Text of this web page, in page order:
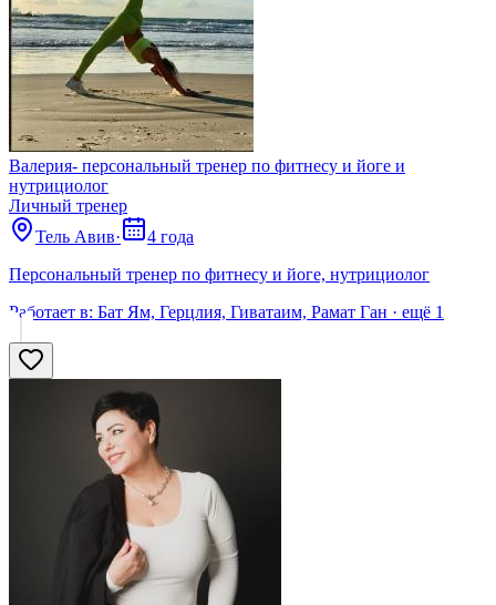
Валерия- персональный тренер по фитнесу и йоге и
нутрициолог
Личный тренер
Тель Авив·
4 года
Персональный тренер по фитнесу и йоге, нутрициолог
Работает в: Бат Ям, Герцлия, Гиватаим, Рамат Ган · ещё 1